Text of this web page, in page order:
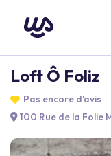
Loft Ô Foliz
Pas encore d'avis
100 Rue de la Folie